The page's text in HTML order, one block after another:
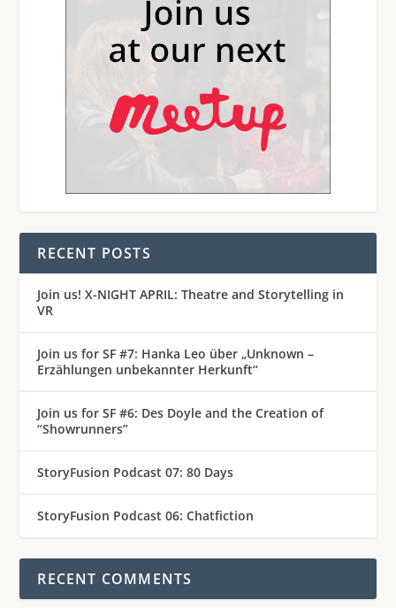
RECENT POSTS
Join us! X-NIGHT APRIL: Theatre and Storytelling in
VR
Join us for SF #7: Hanka Leo über „Unknown –
Erzählungen unbekannter Herkunft“
Join us for SF #6: Des Doyle and the Creation of
“Showrunners”
StoryFusion Podcast 07: 80 Days
StoryFusion Podcast 06: Chatfiction
RECENT COMMENTS